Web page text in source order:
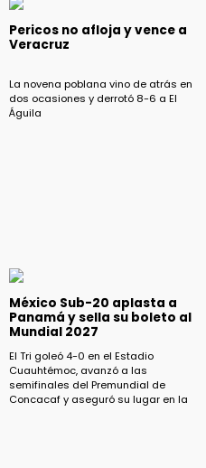
Pericos no afloja y vence a
Veracruz
La novena poblana vino de atrás en
dos ocasiones y derrotó 8-6 a El
Águila
México Sub-20 aplasta a
Panamá y sella su boleto al
Mundial 2027
El Tri goleó 4-0 en el Estadio
Cuauhtémoc, avanzó a las
semifinales del Premundial de
Concacaf y aseguró su lugar en la